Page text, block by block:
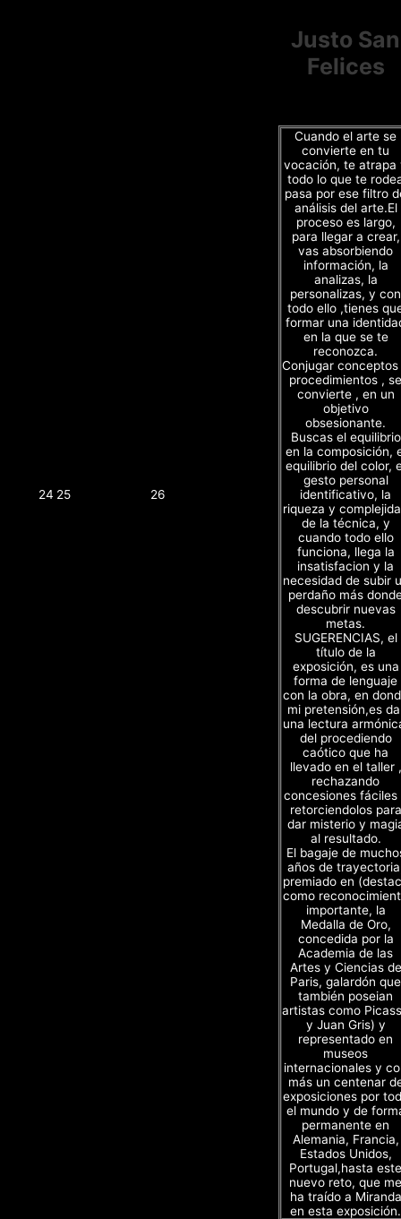
24 25 26
Justo San
Felices
Cuando el arte se
convierte en tu
vocación, te atrapa
todo lo que te
pasa por ese filtro
análisis del arte.El
proceso es largo,
para llegar a crear,
vas absorbiendo
información, la
analizas, la
personalizas, y con
todo ello ,tienes
formar una
en la que se te
reconozca.
Conjugar
procedimientos , se
convierte , en un
objetivo
obsesionante.
Buscas el equilibrio
en la composición,
equilibrio del color,
gesto personal
identificativo, la
riqueza y
de la técnica, y
cuando todo ello
funciona, llega la
insatisfacion y la
necesidad de subir
perdaño más
descubrir nuevas
metas.
SUGERENCIAS, el
título de la
exposición, es una
forma de lenguaje
con la obra, en
mi pretensión,es
una lectura
del procediendo
caótico que ha
llevado en el taller ,
rechazando
concesiones fáciles
retorciendolos para
dar misterio y
al resultado.
El bagaje de
años de
premiado en
como
importante, la
Medalla de Oro,
concedida por la
Academia de las
Artes y Ciencias de
Paris, galardón que
también poseian
artistas como
y Juan Gris) y
representado en
museos
internacionales y
más un centenar
exposiciones por
el mundo y de
permanente en
Alemania, Francia,
Estados Unidos,
Portugal,hasta este
nuevo reto, que me
ha traído a Miranda
en esta exposición.